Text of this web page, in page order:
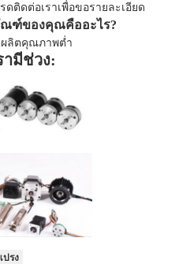
ติดต่อเราเพื่อขอรายละเอียด
ฑ์ของคุณคืออะไร?
ผลิตคุณภาพต่ำ
มีช่วง:
ปรง